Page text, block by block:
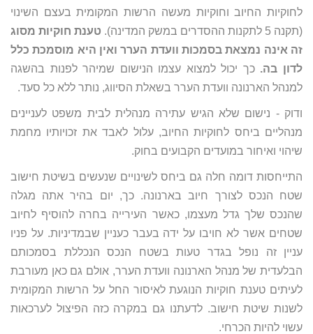
לחוקיות החיוב וחוקיות מעשה הרשות המקומית בעצם השינוי
(תקנה 5 לתקנות ההסדרים במשק המדינה).
טענת חוקיות מסוג
זה אינה נמצאת בסמכות וועדת הערר ואין היא מוסמכת כלל
לדון בה. כך יכול למצוא עצמו הנישום שמיהר לפנות בהשגה
למנהל הארנונה וועדת הערר בשאלת הסיווג, נותר ללא כל סעד.
ודוק - נישום שלא הגיש עתירה מנהלית לבית משפט לעניינים
מנהליים ביחס לחוקיות החיוב, עלול לאבד את זכויותיו מחמת
שיהוי ואיחור במועדים הקבועים בחוק.
התייחסות דומה חלה גם ביחס לשינויים שנעשים בשיטת חישוב
שטח הנכס לצורך חיוב בארנונה. כך, יום בהיר אתה מגלה
שהנכס שלך גדל מעצמו, כאשר העירייה בחרה להוסיף לחיוב
שטחים אשר לא חויבו על ידה בעבר כעניין שבמדיניות. על פניו
עניין זה נופל בגדר טעות בשטח הנכס הנכללת בסמכותם
הבלעדית של מנהל הארנונה וועדת הערר, אולם גם כאן מעורבת
לעיתים טענת חוקיות הנוגעת לאיסור החל על הרשות המקומית
לשנות שיטת חישוב. לדעתנו גם במקרה כזה הפיצול לערכאות
עשוי להיות הכרחי.